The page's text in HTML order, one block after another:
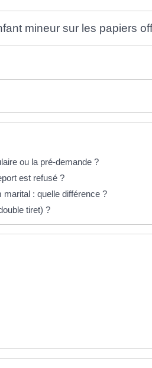
mineur sur les papiers
ou la pré-demande ?
est refusé ?
: quelle différence ?
tiret) ?